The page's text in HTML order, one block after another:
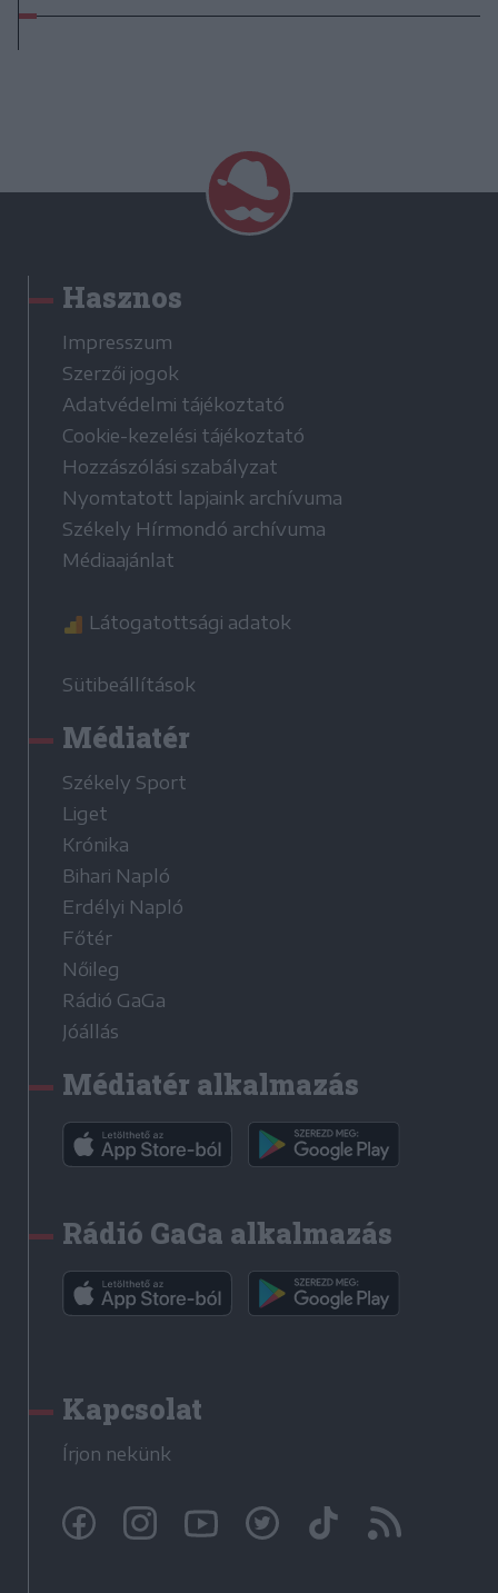
Hasznos
Impresszum
Szerzői jogok
Adatvédelmi tájékoztató
Cookie-kezelési tájékoztató
Hozzászólási szabályzat
Nyomtatott lapjaink archívuma
Székely Hírmondó archívuma
Médiaajánlat
Látogatottsági adatok
Sütibeállítások
Médiatér
Székely Sport
Liget
Krónika
Bihari Napló
Erdélyi Napló
Főtér
Nőileg
Rádió GaGa
Jóállás
Médiatér alkalmazás
Rádió GaGa alkalmazás
Kapcsolat
Írjon nekünk